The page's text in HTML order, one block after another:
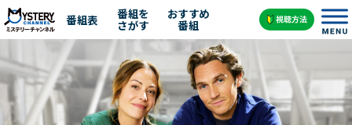
番組表 番組を
さがす
おすすめ
番組